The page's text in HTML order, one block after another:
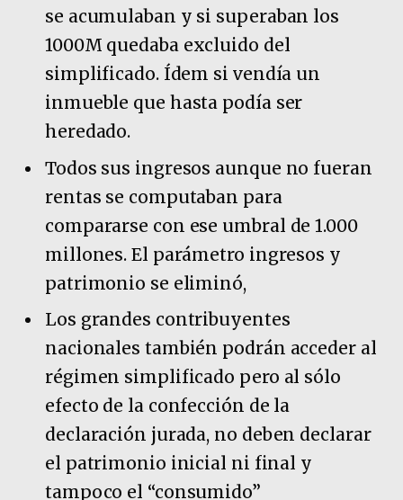
se acumulaban y si superaban los
1000M quedaba excluido del
simplificado. Ídem si vendía un
inmueble que hasta podía ser
heredado.
Todos sus ingresos aunque no fueran
rentas se computaban para
compararse con ese umbral de 1.000
millones. El parámetro ingresos y
patrimonio se eliminó,
Los grandes contribuyentes
nacionales también podrán acceder al
régimen simplificado pero al sólo
efecto de la confección de la
declaración jurada, no deben declarar
el patrimonio inicial ni final y
tampoco el “consumido”